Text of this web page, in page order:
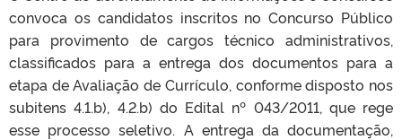
convoca os candidatos inscritos no Concurso Público
para provimento de cargos técnico administrativos,
classificados para a entrega dos documentos para a
etapa de Avaliação de Currículo, conforme disposto nos
subitens 4.1.b), 4.2.b) do Edital nº 043/2011, que rege
esse processo seletivo. A entrega da documentação,